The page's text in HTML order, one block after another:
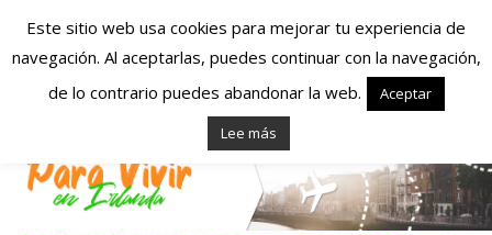
Españoles en
Irlanda – Vivir en
Irlanda – Trabajo
Este sitio web usa cookies para mejorar tu experiencia de
navegación. Al aceptarlas, puedes continuar con la navegación,
de lo contrario puedes abandonar la web.
Aceptar
Lee más